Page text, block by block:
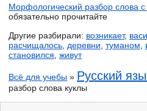
Морфологический разбор слова
обязательно прочитайте
Другие разбирали: возникает,
расчищалось деревни туманом
становился живут
Всё для учебы » Русский
разбор слова куклы